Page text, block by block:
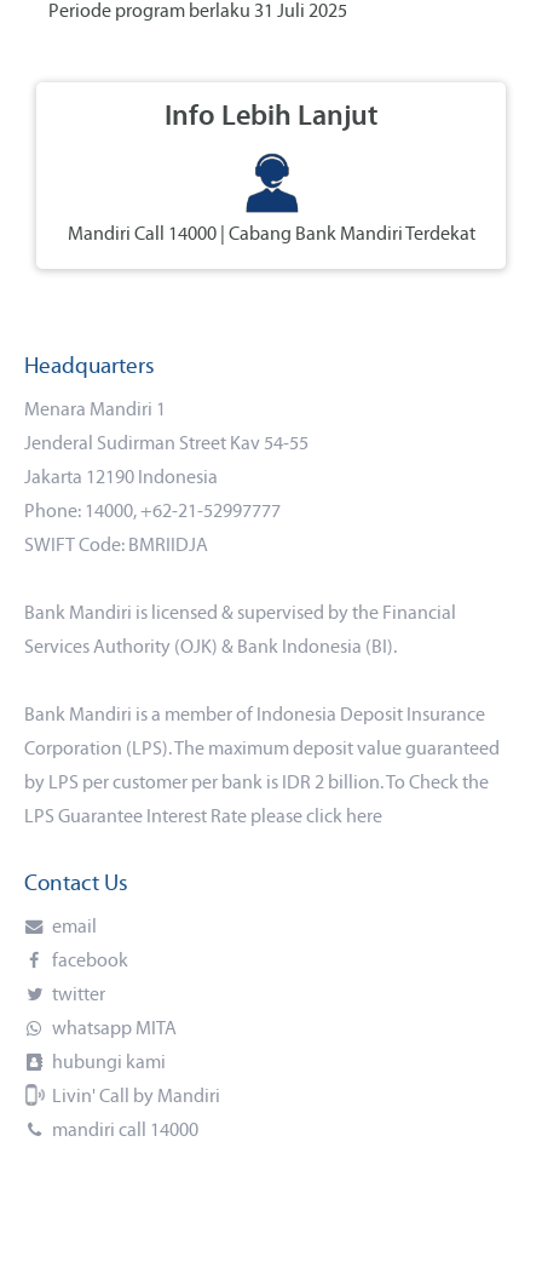
Periode program berlaku 31 Juli 2025
Info Lebih Lanjut
Mandiri Call 14000 | Cabang Bank Mandiri Terdekat
Headquarters
Menara Mandiri 1
Jenderal Sudirman Street Kav 54-55
Jakarta 12190 Indonesia
Phone: 14000, +62-21-52997777
SWIFT Code: BMRIIDJA
Bank Mandiri is licensed & supervised by the Financial
Services Authority (OJK) & Bank Indonesia (BI).
Bank Mandiri is a member of Indonesia Deposit Insurance
Corporation (LPS). The maximum deposit value guaranteed
by LPS per customer per bank is IDR 2 billion. To Check the
LPS Guarantee Interest Rate please click here
Contact Us
email
facebook
twitter
whatsapp MITA
hubungi kami
Livin' Call by Mandiri
mandiri call 14000